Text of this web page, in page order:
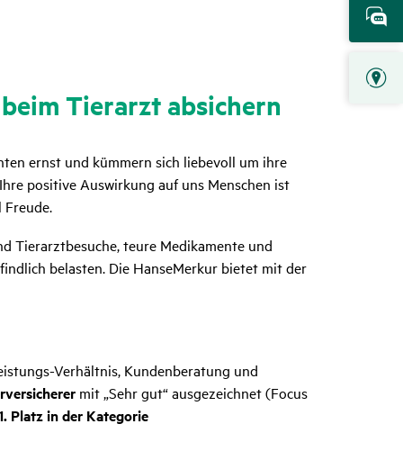
Tier­arzt absi­chern
ernst und kümmern sich liebevoll um ihre
positive Auswirkung auf uns Menschen ist
Tierarztbesuche, teure Medikamente und
belasten. Die HanseMerkur bietet mit der
Verhältnis, Kundenberatung und
mit „Sehr gut“ ausgezeichnet (Focus
Platz in der Kategorie